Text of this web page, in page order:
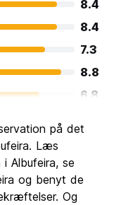
8.4
8.4
7.3
8.8
6.8
7.7
på det
Læs
Albufeira, se
og benyt de
Og